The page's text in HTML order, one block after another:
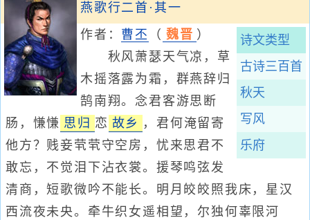
燕歌行二首·其一
诗文类型
古诗三百首
秋天
写风
乐府
作者： 曹丕 （ 魏晋 ）
秋风萧瑟天气凉，草
木摇落露为霜，群燕辞归
鹄南翔。念君客游思断
肠，慊慊 思归 恋 故乡 ，君何淹留寄
他方？贱妾茕茕守空房，忧来思君不
敢忘，不觉泪下沾衣裳。援琴鸣弦发
清商，短歌微吟不能长。明月皎皎照我床，星汉
西流夜未央。牵牛织女遥相望，尔独何辜限河